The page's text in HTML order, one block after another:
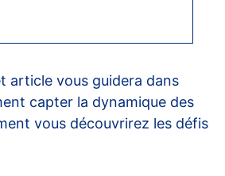
article vous guidera dans
capter la dynamique des
vous découvrirez les défis